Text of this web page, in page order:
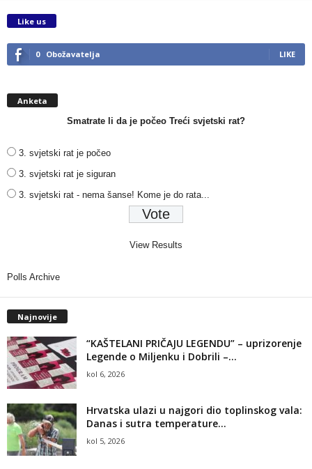
Like us
0 Obožavatelja LIKE
Anketa
Smatrate li da je počeo Treći svjetski rat?
3. svjetski rat je počeo
3. svjetski rat je siguran
3. svjetski rat - nema šanse! Kome je do rata...
View Results
Polls Archive
Najnovije
“KAŠTELANI PRIČAJU LEGENDU” – uprizorenje
Legende o Miljenku i Dobrili –...
kol 6, 2026
Hrvatska ulazi u najgori dio toplinskog vala:
Danas i sutra temperature...
kol 5, 2026